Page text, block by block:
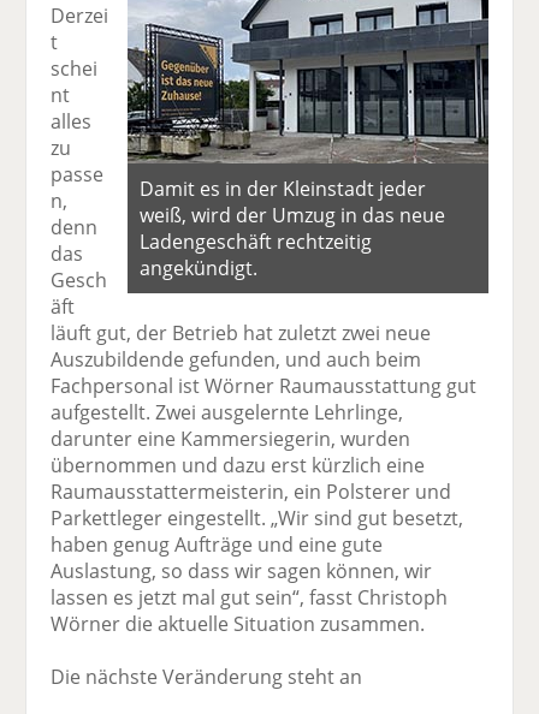
Damit es in der Kleinstadt jeder
weiß, wird der Umzug in das neue
Ladengeschäft rechtzeitig
angekündigt.
Derzei
t
schei
nt
alles
zu
passe
n,
denn
das
Gesch
äft
läuft gut, der Betrieb hat zuletzt zwei neue
Auszubildende gefunden, und auch beim
Fachpersonal ist Wörner Raumausstattung gut
aufgestellt. Zwei ausgelernte Lehrlinge,
darunter eine Kammersiegerin, wurden
übernommen und dazu erst kürzlich eine
Raumausstattermeisterin, ein Polsterer und
Parkettleger eingestellt. „Wir sind gut besetzt,
haben genug Aufträge und eine gute
Auslastung, so dass wir sagen können, wir
lassen es jetzt mal gut sein“, fasst Christoph
Wörner die aktuelle Situation zusammen.
Die nächste Veränderung steht an